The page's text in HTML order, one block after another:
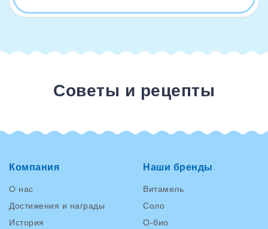
Советы и рецепты
Компания
О нас
Достижения и награды
История
Наши бренды
Витамель
Соло
О-био